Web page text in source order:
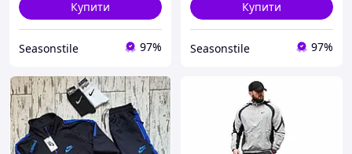
Купити
Seasonstile 97%
Купити
Seasonstile 97%